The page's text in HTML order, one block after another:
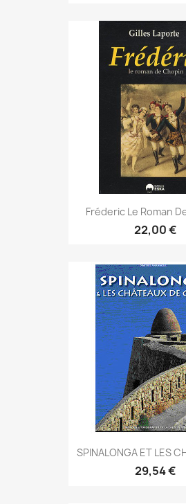
Fréderic Le Roman
22,00 €
SPINALONGA ET LES
29,54 €